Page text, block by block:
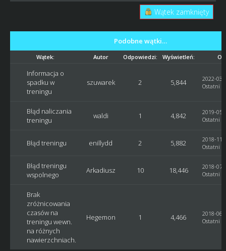
Wątek zamknięty
Podobne wątki…
Wątek: Autor Odpowiedzi: Wyświetleń:
Informacja o
spadku w
treningu
szuwarek 2 5,844
2022-03-
Ostatni
Błąd naliczania
treningu
waldi 1 4,842
2019-05-
Ostatni
Błąd treningu enillydd 2 5,882
2018-11-
Ostatni
Błąd treningu
wspolnego
Arkadiusz 10 18,446
2018-07-
Ostatni
Brak
zróżnicowania
czasów na
treningu wewn.
na różnych
nawierzchniach.
Hegemon 1 4,466
2018-06-
Ostatni